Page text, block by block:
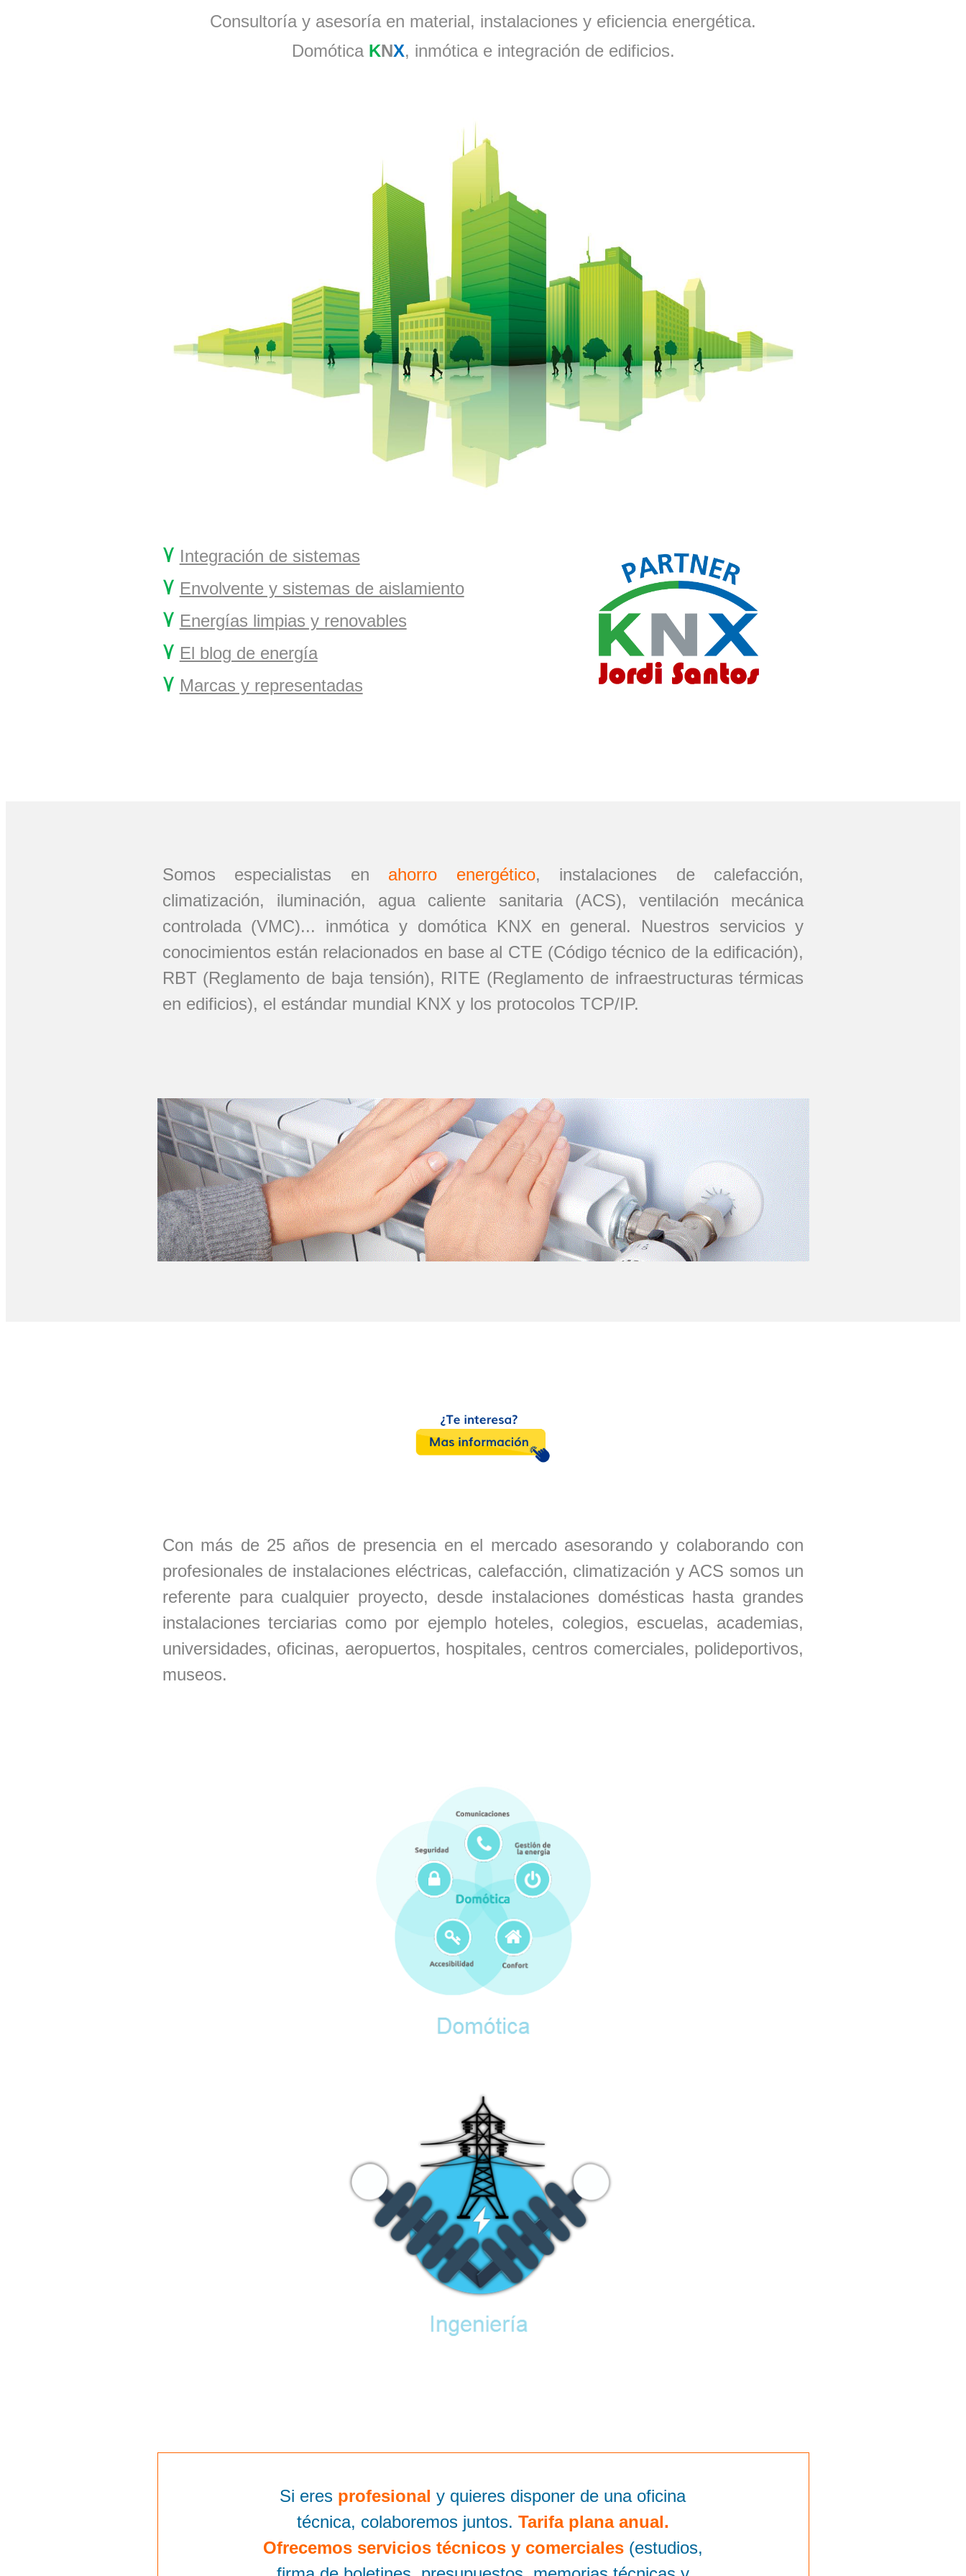
Consultoría y asesoría en material, instalaciones y eficiencia energética.
Domótica KNX, inmótica e integración de edificios.
۷ Integración de sistemas
۷ Envolvente y sistemas de aislamiento
۷ Energías limpias y renovables
۷ El blog de energía
۷ Marcas y representadas
Somos especialistas en ahorro energético,
instalaciones de calefacción,
climatización, iluminación, agua caliente sanitaria (ACS), ventilación mecánica
controlada (VMC)... inmótica y domótica KNX en general. Nuestros servicios y
conocimientos están relacionados en base al CTE (Código técnico de la edificación),
RBT (Reglamento de baja tensión), RITE (Reglamento de infraestructuras térmicas
en edificios), el estándar mundial KNX y los protocolos TCP/IP.
Con más de 25 años de presencia en el mercado asesorando y colaborando con
profesionales de instalaciones eléctricas, calefacción, climatización y ACS somos un
referente para cualquier proyecto, desde instalaciones domésticas hasta grandes
instalaciones terciarias como por ejemplo hoteles, colegios, escuelas, academias,
universidades, oficinas, aeropuertos, hospitales, centros comerciales, polideportivos,
museos.
Si eres profesional y quieres disponer de una oficina
técnica, colaboremos juntos. Tarifa plana anual.
Ofrecemos servicios técnicos y comerciales (estudios,